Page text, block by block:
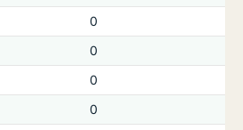
0
0
0
0